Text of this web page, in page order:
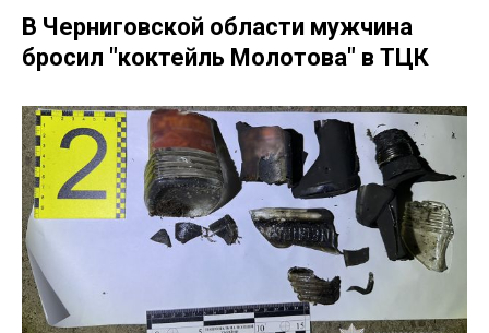
В Черниговской области мужчина
бросил "коктейль Молотова" в ТЦК